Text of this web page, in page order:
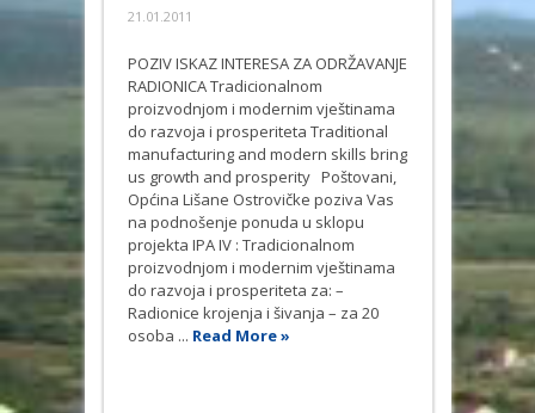
21.01.2011
POZIV ISKAZ INTERESA ZA ODRŽAVANJE
RADIONICA Tradicionalnom
proizvodnjom i modernim vještinama
do razvoja i prosperiteta Traditional
manufacturing and modern skills bring
us growth and prosperity Poštovani,
Općina Lišane Ostrovičke poziva Vas
na podnošenje ponuda u sklopu
projekta IPA IV : Tradicionalnom
proizvodnjom i modernim vještinama
do razvoja i prosperiteta za: –
Radionice krojenja i šivanja – za 20
osoba ... Read More »